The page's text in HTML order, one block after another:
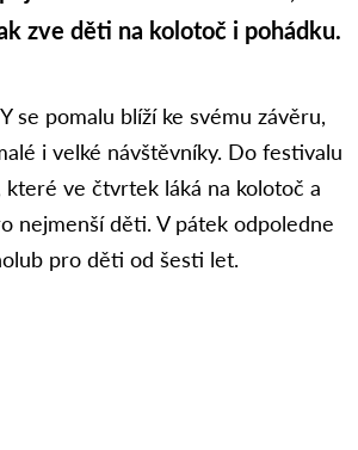
zve děti na kolotoč i pohádku.
se pomalu blíží ke svému závěru,
i velké návštěvníky. Do festivalu
ve čtvrtek láká na kolotoč a
nejmenší děti. V pátek odpoledne
pro děti od šesti let.